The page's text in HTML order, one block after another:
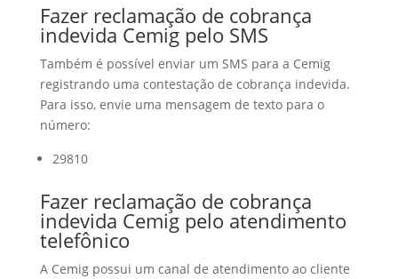
Fazer reclamação de cobrança
indevida Cemig pelo SMS
Também é possível enviar um SMS para a Cemig
registrando uma contestação de cobrança indevida.
Para isso, envie uma mensagem de texto para o
número:
29810
Fazer reclamação de cobrança
indevida Cemig pelo atendimento
telefônico
A Cemig possui um canal de atendimento ao cliente